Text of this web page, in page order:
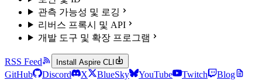
관측 가능성 및 로깅
리버스 프록시 및 API
개발 도구 및 확장 프로그램
RSS Feed Install Aspire CLI
GitHub Discord X BlueSky YouTube Twitch
Blog